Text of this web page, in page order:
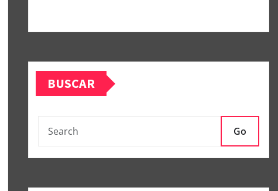
BUSCAR
Go